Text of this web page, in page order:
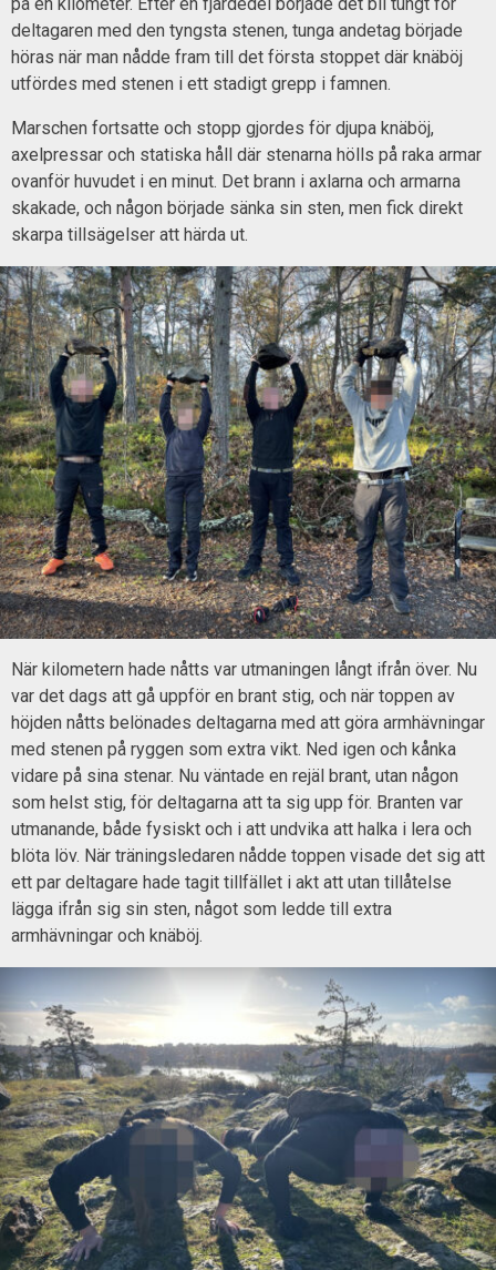
på en kilometer. Efter en fjärdedel började det bli tungt för
deltagaren med den tyngsta stenen, tunga andetag började
höras när man nådde fram till det första stoppet där knäböj
utfördes med stenen i ett stadigt grepp i famnen.
Marschen fortsatte och stopp gjordes för djupa knäböj,
axelpressar och statiska håll där stenarna hölls på raka armar
ovanför huvudet i en minut. Det brann i axlarna och armarna
skakade, och någon började sänka sin sten, men fick direkt
skarpa tillsägelser att härda ut.
När kilometern hade nåtts var utmaningen långt ifrån över. Nu
var det dags att gå uppför en brant stig, och när toppen av
höjden nåtts belönades deltagarna med att göra armhävningar
med stenen på ryggen som extra vikt. Ned igen och kånka
vidare på sina stenar. Nu väntade en rejäl brant, utan någon
som helst stig, för deltagarna att ta sig upp för. Branten var
utmanande, både fysiskt och i att undvika att halka i lera och
blöta löv. När träningsledaren nådde toppen visade det sig att
ett par deltagare hade tagit tillfället i akt att utan tillåtelse
lägga ifrån sig sin sten, något som ledde till extra
armhävningar och knäböj.